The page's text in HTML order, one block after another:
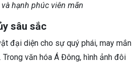
hạnh phúc viên mãn
sâu sắc
đại diện cho sự quý phái, may mắn
Trong văn hóa Á Đông, hình ảnh đôi